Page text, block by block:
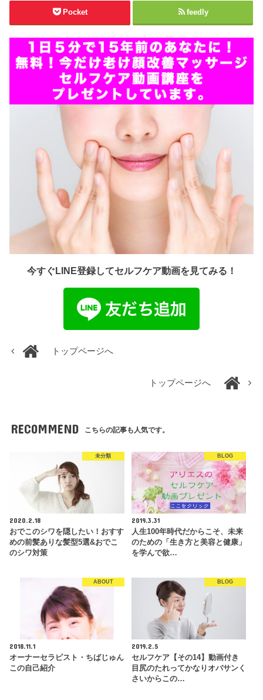
Pocket feedly
今すぐLINE登録してセルフケア動画を見てみる！
トップページへ
トップページへ
RECOMMEND こちらの記事も人気です。
未分類
2020.2.18
おでこのシワを隠したい！おすす
めの前髪ありな髪型5選&おでこ
のシワ対策
BLOG
2019.3.31
人生100年時代だからこそ、未来
のための「生き方と美容と健康」
を学んで欲…
ABOUT
2018.11.1
オーナーセラピスト・ちばじゅん
この自己紹介
BLOG
2019.2.5
セルフケア【その14】動画付き
目尻のたれってかなりオバサンく
さいからこの…